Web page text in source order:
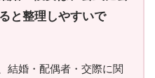
と整理しやすいで
結婚・配偶者・交際に関